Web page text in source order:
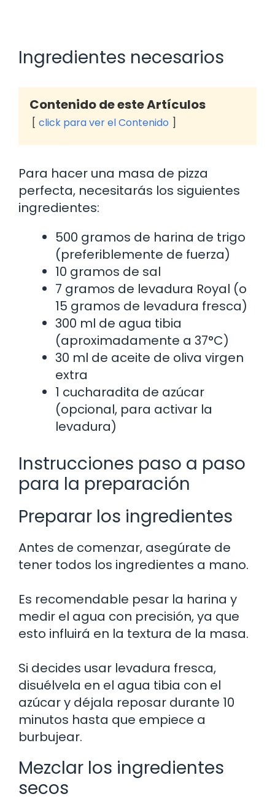
Ingredientes necesarios
Contenido de este Artículos
click para ver el Contenido
Para hacer una masa de pizza
perfecta, necesitarás los siguientes
ingredientes:
500 gramos de harina de trigo
(preferiblemente de fuerza)
10 gramos de sal
7 gramos de levadura Royal (o
15 gramos de levadura fresca)
300 ml de agua tibia
(aproximadamente a 37°C)
30 ml de aceite de oliva virgen
extra
1 cucharadita de azúcar
(opcional, para activar la
levadura)
Instrucciones paso a paso
para la preparación
Preparar los ingredientes
Antes de comenzar, asegúrate de
tener todos los ingredientes a mano.
Es recomendable pesar la harina y
medir el agua con precisión, ya que
esto influirá en la textura de la masa.
Si decides usar levadura fresca,
disuélvela en el agua tibia con el
azúcar y déjala reposar durante 10
minutos hasta que empiece a
burbujear.
Mezclar los ingredientes
secos